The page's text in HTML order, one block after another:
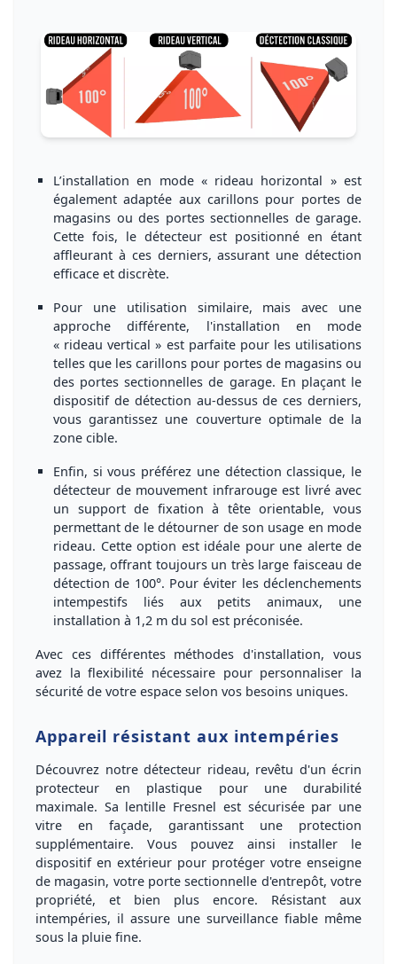
L’installation en mode « rideau horizontal »est
également adaptée aux carillons pour portes de
magasins ou des portes sectionnelles de garage.
Cette fois, le détecteur est positionné en étant
affleurant à ces derniers, assurant une détection
efficace et discrète.
Pour une utilisation similaire, mais avec une
approche différente, l'installation en mode
« rideau vertical » est parfaite pour les utilisations
telles que les carillons pour portes de magasins ou
des portes sectionnelles de garage. En plaçant le
dispositif de détection au-dessusde ces derniers,
vous garantissez une couverture optimalede la
zone cible.
Enfin, si vous préférez une détection classique, le
détecteur de mouvement infrarouge est livré avec
un support de fixation à tête orientable, vous
permettant de le détourner de son usage en mode
rideau. Cette option est idéale pour une alerte de
passage, offrant toujours un très large faisceau de
détection de 100°. Pour éviter les déclenchements
intempestifs liés aux petits animaux, une
installation à 1,2 m du sol est préconisée.
Avec ces différentes méthodes d'installation, vous
avez laflexibilité nécessaire pour personnaliser la
sécurité de votre espace selon vos besoins uniques.
Appareil résistant aux intempéries
Découvrez notre détecteur rideau, revêtu d'un écrin
protecteur en plastique pour unedurabilité
maximale. Sa lentille Fresnel est sécurisée par une
vitre en façade, garantissant une protection
supplémentaire. Vous pouvez ainsi installer le
dispositif en extérieur pour protéger votre enseigne
de magasin, votre porte sectionnelle d'entrepôt, votre
propriété, et bien plus encore. Résistant aux
intempéries, il assure une surveillance fiable même
sous la pluie fine.